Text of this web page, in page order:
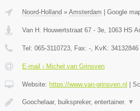
Noord-Holland » Amsterdam Google
Van H. Houwertstraat 67 - 3e, 1063 HS
Tel: 065-3110723, Fax: -, KvK: 34132846
E-mail › Michel van Grinsven
Website: https://www.van-grinsven.nl
Goochelaar, buikspreker, entertainer. ▼